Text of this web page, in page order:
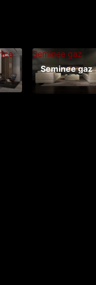
Seminee gaz
Seminee gaz